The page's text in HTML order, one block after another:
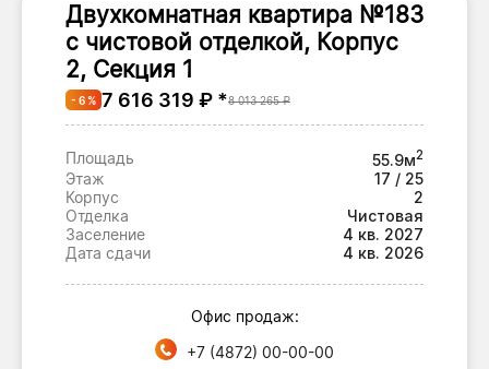
Двухкомнатная квартира №183
с чистовой отделкой, Корпус
2, Секция 1
- 6 % 7 616 319 ₽ *8 013 265 ₽
Площадь 55.9м2
Этаж
17 / 25
Корпус
2
Отделка
Чистовая
Заселение
4 кв. 2027
Дата сдачи
4 кв. 2026
Офис продаж:
+7 (4872) 00-00-00